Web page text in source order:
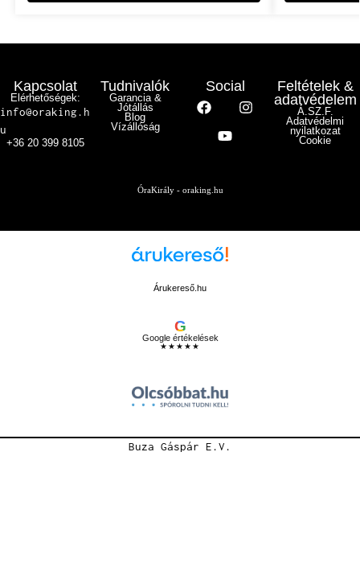
Kapcsolat
Elérhetőségek:
info@oraking.h
u
+36 20 399 8105
Tudnivalók
Garancia &
Jótállás
Blog
Vízállóság
Social
Feltételek &
adatvédelem
Á.SZ.F.
Adatvédelmi
nyilatkozat
Cookie
ÓraKirály - oraking.hu
Árukereső.hu
G
Google értékelések
★★★★★
Buza Gáspár E.V.